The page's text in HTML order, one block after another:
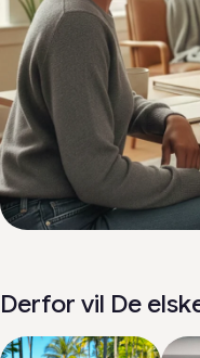
Derfor vil De